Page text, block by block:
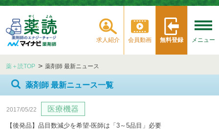
求人紹介 会員動画 無料登録 メニュー
薬＋読TOP 薬剤師 最新ニュース
薬剤師 最新ニュース一覧
2017/05/22 医療機器
【後発品】品目数減少を希望‐医師は「3～5品目」必要